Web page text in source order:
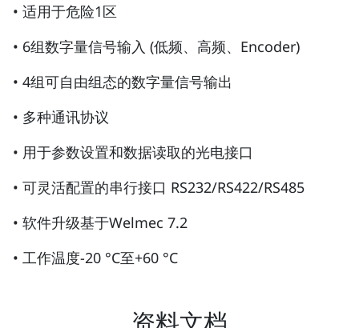
• 适用于危险1区
• 6组数字量信号输入 (低频、高频、Encoder)
• 4组可自由组态的数字量信号输出
• 多种通讯协议
• 用于参数设置和数据读取的光电接口
• 可灵活配置的串行接口 RS232/RS422/RS485
• 软件升级基于Welmec 7.2
• 工作温度-20 °C至+60 °C